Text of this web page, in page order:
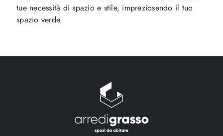
tue necessità di spazio e stile, impreziosendo il tuo
spazio verde.